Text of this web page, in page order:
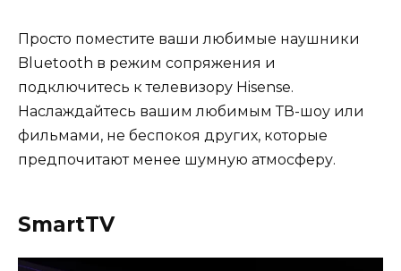
Просто поместите ваши любимые наушники
Bluetooth в режим сопряжения и
подключитесь к телевизору Hisense.
Наслаждайтесь вашим любимым ТВ-шоу или
фильмами, не беспокоя других, которые
предпочитают менее шумную атмосферу.
SmartTV